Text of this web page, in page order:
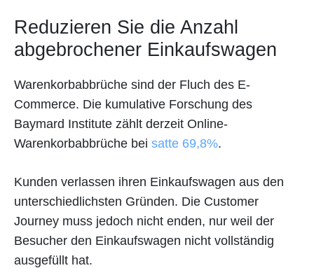
Reduzieren Sie die Anzahl
abgebrochener Einkaufswagen
Warenkorbabbrüche sind der Fluch des E-
Commerce. Die kumulative Forschung des
Baymard Institute zählt derzeit Online-
Warenkorbabbrüche bei satte 69,8%.
Kunden verlassen ihren Einkaufswagen aus den
unterschiedlichsten Gründen. Die Customer
Journey muss jedoch nicht enden, nur weil der
Besucher den Einkaufswagen nicht vollständig
ausgefüllt hat.